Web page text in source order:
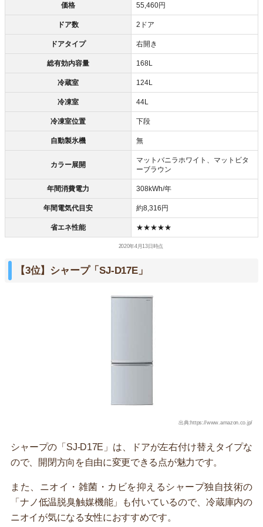
価格 55,460円
ドア数 2ドア
ドアタイプ 右開き
総有効内容量 168L
冷蔵室 124L
冷凍室 44L
冷凍室位置 下段
自動製氷機 無
カラー展開
マットバニラホワイト、マットビタ
ーブラウン
年間消費電力 308kWh/年
年間電気代目安 約8,316円
省エネ性能 ★★★★★
2020年4月13日時点
【3位】シャープ「SJ-D17E」
出典:https://www.amazon.co.jp/
シャープの「SJ-D17E」は、ドアが左右付け替えタイプな
ので、開閉方向を自由に変更できる点が魅力です。
また、ニオイ・雑菌・カビを抑えるシャープ独自技術の
「ナノ低温脱臭触媒機能」も付いているので、冷蔵庫内の
ニオイが気になる女性におすすめです。